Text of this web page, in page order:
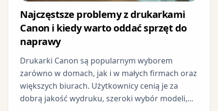
Najczęstsze problemy z drukarkami
Canon i kiedy warto oddać sprzęt do
naprawy
Drukarki Canon są popularnym wyborem
zarówno w domach, jak i w małych firmach oraz
większych biurach. Użytkownicy cenią je za
dobrą jakość wydruku, szeroki wybór modeli,...